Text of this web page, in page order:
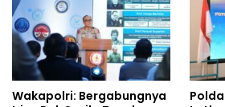
Wakapolri: Bergabungnya